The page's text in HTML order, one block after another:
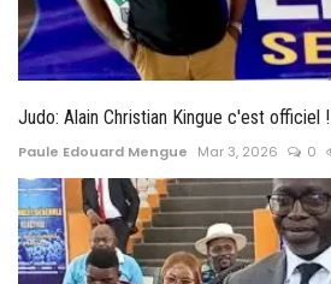
Judo: Alain Christian Kingue c'est officiel !
Paule Edouard Mengue Mar 3, 2026 0